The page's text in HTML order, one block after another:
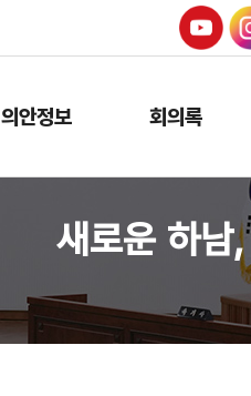
의안정보 회의록
새로운 하남